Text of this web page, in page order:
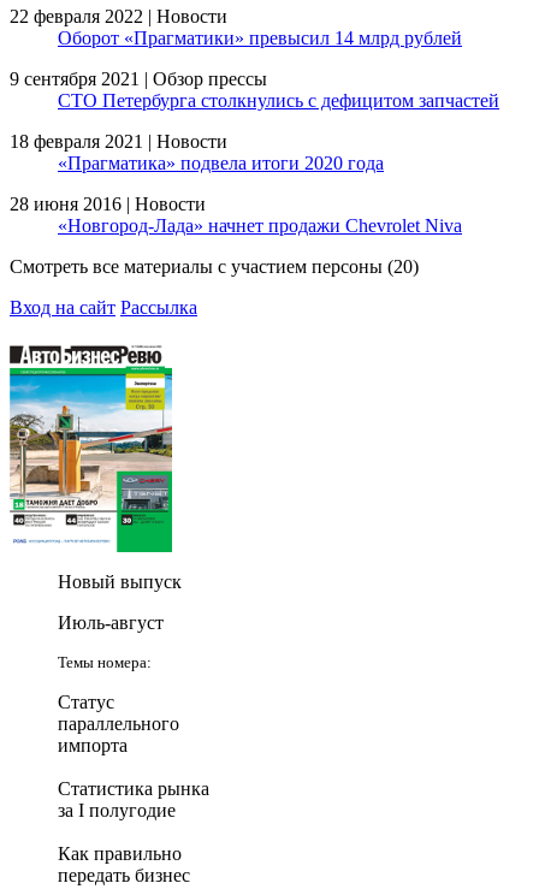
22 февраля 2022 | Новости
Оборот «Прагматики» превысил 14 млрд рублей
9 сентября 2021 | Обзор прессы
СТО Петербурга столкнулись с дефицитом запчастей
18 февраля 2021 | Новости
«Прагматика» подвела итоги 2020 года
28 июня 2016 | Новости
«Новгород-Лада» начнет продажи Chevrolet Niva
Смотреть все материалы с участием персоны (20)
Вход на сайт Рассылка
Новый выпуск
Июль-август
Темы номера:
Статус
параллельного
импорта
Статистика рынка
за I полугодие
Как правильно
передать бизнес